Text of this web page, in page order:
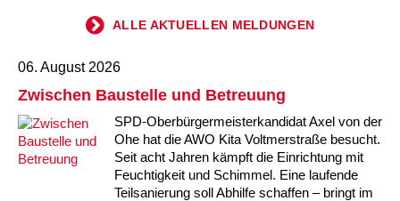
ALLE AKTUELLEN MELDUNGEN
06. August 2026
Zwischen Baustelle und Betreuung
SPD-Oberbürgermeisterkandidat Axel von der
Ohe hat die AWO Kita Voltmerstraße besucht.
Seit acht Jahren kämpft die Einrichtung mit
Feuchtigkeit und Schimmel. Eine laufende
Teilsanierung soll Abhilfe schaffen – bringt im